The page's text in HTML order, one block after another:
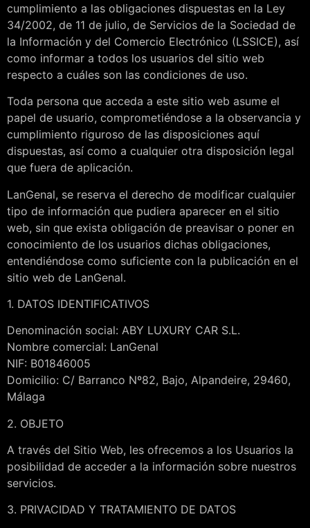
cumplimiento a las obligaciones dispuestas en la Ley
34/2002, de 11 de julio, de Servicios de la Sociedad de
la Información y del Comercio Electrónico (LSSICE), así
como informar a todos los usuarios del sitio web
respecto a cuáles son las condiciones de uso.
Toda persona que acceda a este sitio web asume el
papel de usuario, comprometiéndose a la observancia y
cumplimiento riguroso de las disposiciones aquí
dispuestas, así como a cualquier otra disposición legal
que fuera de aplicación.
LanGenal, se reserva el derecho de modificar cualquier
tipo de información que pudiera aparecer en el sitio
web, sin que exista obligación de preavisar o poner en
conocimiento de los usuarios dichas obligaciones,
entendiéndose como suficiente con la publicación en el
sitio web de LanGenal.
1. DATOS IDENTIFICATIVOS
Denominación social: ABY LUXURY CAR S.L.
Nombre comercial: LanGenal
NIF: B01846005
Domicilio: C/ Barranco Nº82, Bajo, Alpandeire, 29460,
Málaga
2. OBJETO
A través del Sitio Web, les ofrecemos a los Usuarios la
posibilidad de acceder a la información sobre nuestros
servicios.
3. PRIVACIDAD Y TRATAMIENTO DE DATOS